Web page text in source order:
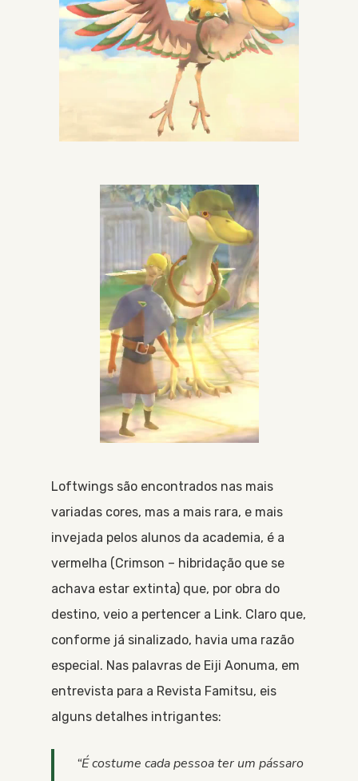
Loftwings são encontrados nas mais
variadas cores, mas a mais rara, e mais
invejada pelos alunos da academia, é a
vermelha (Crimson – hibridação que se
achava estar extinta) que, por obra do
destino, veio a pertencer a Link. Claro que,
conforme já sinalizado, havia uma razão
especial. Nas palavras de Eiji Aonuma, em
entrevista para a Revista Famitsu, eis
alguns detalhes intrigantes:
“É costume cada pessoa ter um pássaro